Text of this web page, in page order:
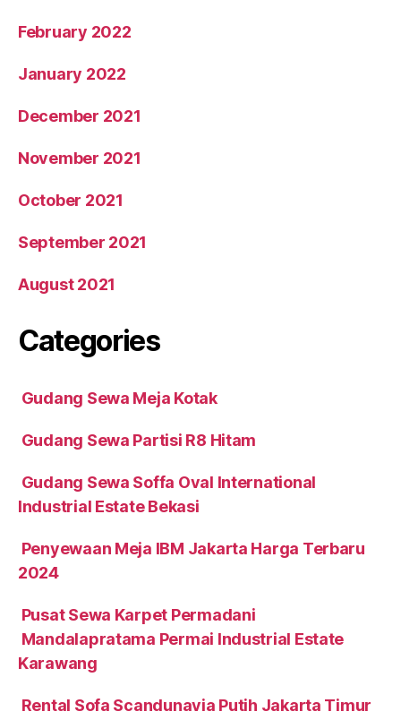
February 2022
January 2022
December 2021
November 2021
October 2021
September 2021
August 2021
Categories
Gudang Sewa Meja Kotak
Gudang Sewa Partisi R8 Hitam
Gudang Sewa Soffa Oval International
Industrial Estate Bekasi
Penyewaan Meja IBM Jakarta Harga Terbaru
2024
Pusat Sewa Karpet Permadani
Mandalapratama Permai Industrial Estate
Karawang
Rental Sofa Scandunavia Putih Jakarta Timur